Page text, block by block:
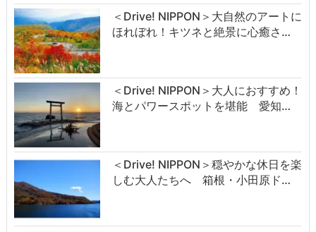
＜Drive! NIPPON＞大自然のアートに
ほれぼれ！キツネと絶景に心癒さ…
＜Drive! NIPPON＞大人におすすめ！
海とパワースポットを堪能 愛知…
＜Drive! NIPPON＞穏やかな休日を楽
しむ大人たちへ 箱根・小田原ド…